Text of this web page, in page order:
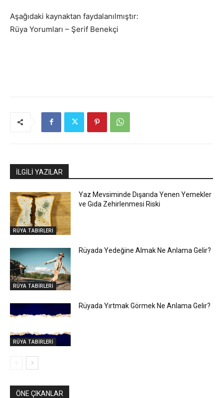
Aşağıdaki kaynaktan faydalanılmıştır:
Rüya Yorumları – Şerif Benekçi
İLGİLİ YAZILAR
RÜYA TABİRLERİ
Yaz Mevsiminde Dışarıda Yenen Yemekler
ve Gıda Zehirlenmesi Riski
RÜYA TABİRLERİ
Rüyada Yedeğine Almak Ne Anlama Gelir?
RÜYA TABİRLERİ
Rüyada Yırtmak Görmek Ne Anlama Gelir?
ÖNE ÇIKANLAR